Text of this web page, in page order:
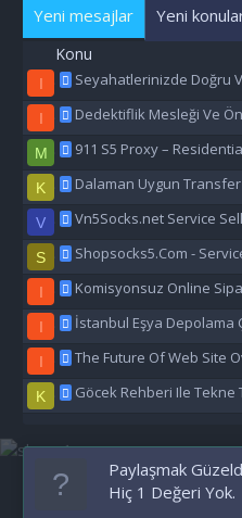
Yeni mesajlar Yeni
Konu
I Seyahatlerinizde Doğru
I Dedektiflik Mesleği Ve
M 911 S5 Proxy –
K Dalaman Uygun Transfer Ile Vıp
V Vn5Socks.net Service
S Shopsocks5.Com -
I Komisyonsuz Online
I İstanbul Eşya Depolama
I The Future Of Web Site
K Göcek Rehberi Ile Tekne Turları,
Paylaşmak
Hiç 1 Değeri Yok.